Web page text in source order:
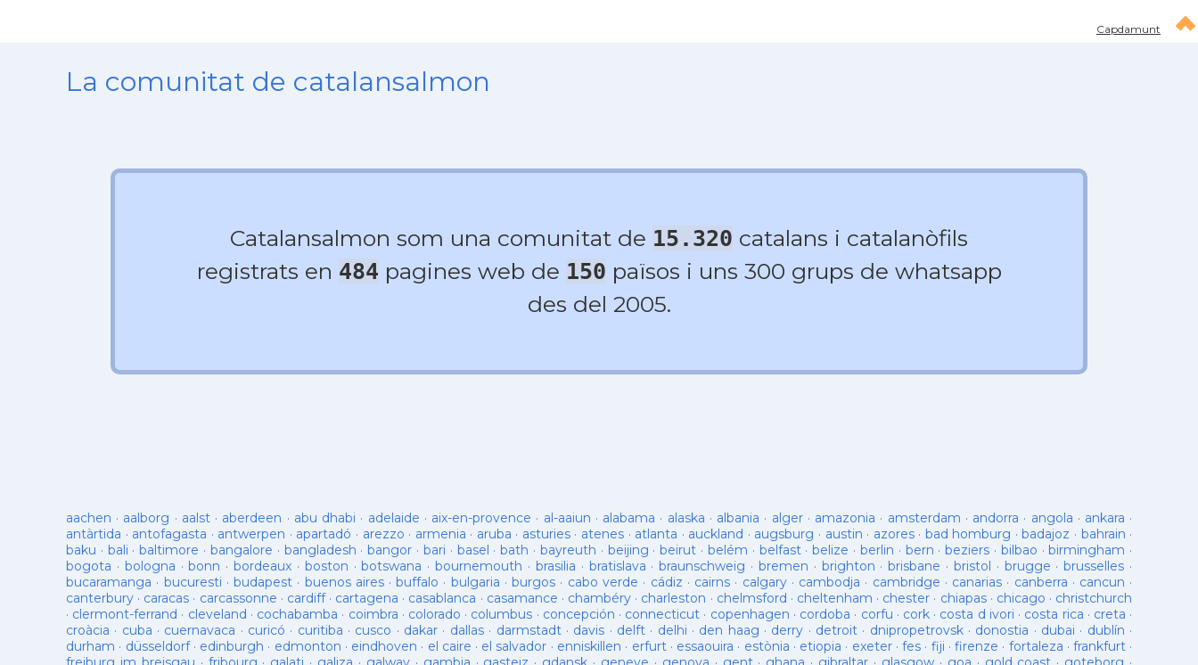
Capdamunt
La comunitat de catalansalmon
Catalansalmon som una comunitat de 15.320 catalans i catalanòfils
registrats en 484 pagines web de 150 països i uns 300 grups de whatsapp
des del 2005.
aachen · aalborg · aalst· aberdeen · abu dhabi · adelaide · aix-en-provence · al-aaiun · alabama · alaska · albania · alger· amazonia · amsterdam · andorra · angola · ankara ·
antàrtida · antofagasta · antwerpen · apartadó · arezzo · armenia · aruba · asturies· atenes · atlanta · auckland · augsburg · austin · azores· bad homburg ·badajoz · bahrain ·
baku · bali ·baltimore · bangalore · bangladesh ·bangor · bari · basel ·bath · bayreuth · beijing ·beirut · belém · belfast·belize · berlin · bern ·beziers · bilbao ·birmingham ·
bogota · bologna ·bonn ·bordeaux · boston ·botswana ·bournemouth · brasilia · bratislava ·braunschweig · bremen · brighton ·brisbane · bristol · brugge ·brusselles ·
bucaramanga · bucuresti · budapest · buenos aires·buffalo · bulgaria ·burgos · cabo verde · cádiz · cairns · calgary· cambodja · cambridge · canarias · canberra · cancun ·
canterbury · caracas · carcassonne · cardiff· cartagena · casablanca · casamance · chambéry · charleston · chelmsford · cheltenham · chester · chiapas· chicago · christchurch
· clermont-ferrand · cleveland · cochabamba · coimbra · colorado · columbus · concepción · connecticut · copenhagen · cordoba · corfu · cork · costa d ivori · costa rica · creta ·
croàcia · cuba · cuernavaca · curicó · curitiba · cusco · dakar · dallas· darmstadt· davis · delft· delhi · den haag · derry · detroit· dnipropetrovsk· donostia · dubai · dublín ·
durham · düsseldorf· edinburgh · edmonton · eindhoven · el caire · el salvador · enniskillen · erfurt· essaouira · estònia · etiopia · exeter· fes · fiji · firenze · fortaleza · frankfurt ·